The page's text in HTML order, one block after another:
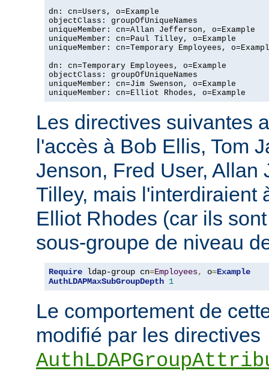
dn: cn=Users, o=Example
objectClass: groupOfUniqueNames
uniqueMember: cn=Allan Jefferson, o=Example
uniqueMember: cn=Paul Tilley, o=Example
uniqueMember: cn=Temporary Employees,
dn: cn=Temporary Employees, o=Example
objectClass: groupOfUniqueNames
uniqueMember: cn=Jim Swenson, o=Example
uniqueMember: cn=Elliot Rhodes, o=Example
Les directives suivantes
l'accès à Bob Ellis, Tom
Jenson, Fred User, Allan
Tilley, mais l'interdiraient
Elliot Rhodes (car ils
sous-groupe de niveau
Require ldap-group cn=Employees, o=Example
AuthLDAPMaxSubGroupDepth 1
Le comportement de
modifié par les directives